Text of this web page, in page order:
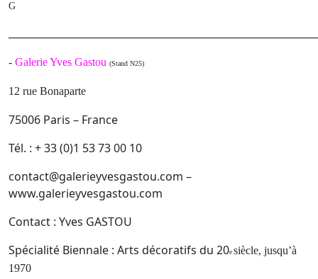
G
- Galerie Yves Gastou (Stand N25)
12 rue Bonaparte
75006 Paris – France
Tél. : + 33 (0)1 53 73 00 10
contact@galerieyvesgastou.com –
www.galerieyvesgastou.com
Contact : Yves GASTOU
Spécialité Biennale : Arts décoratifs du 20e siècle, jusqu’à
1970